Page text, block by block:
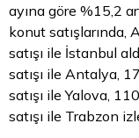
ayına göre %15,2
konut satışlarında,
satışı ile İstanbul
satışı ile Antalya,
satışı ile Yalova,
satışı ile Trabzon